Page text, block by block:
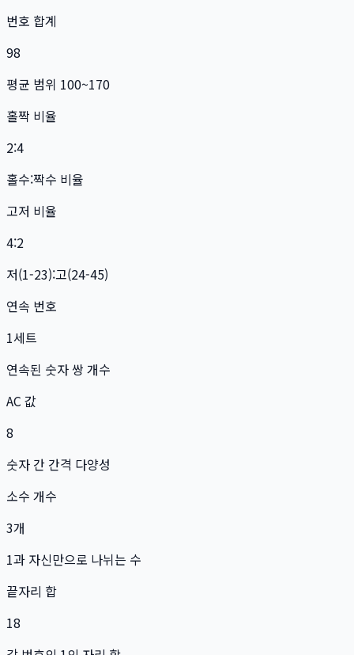
번호 합계
98
평균 범위 100~170
홀짝 비율
2:4
홀수:짝수 비율
고저 비율
4:2
저(1-23):고(24-45)
연속 번호
1세트
연속된 숫자 쌍 개수
AC 값
8
숫자 간 간격 다양성
소수 개수
3개
1과 자신만으로 나뉘는 수
끝자리 합
18